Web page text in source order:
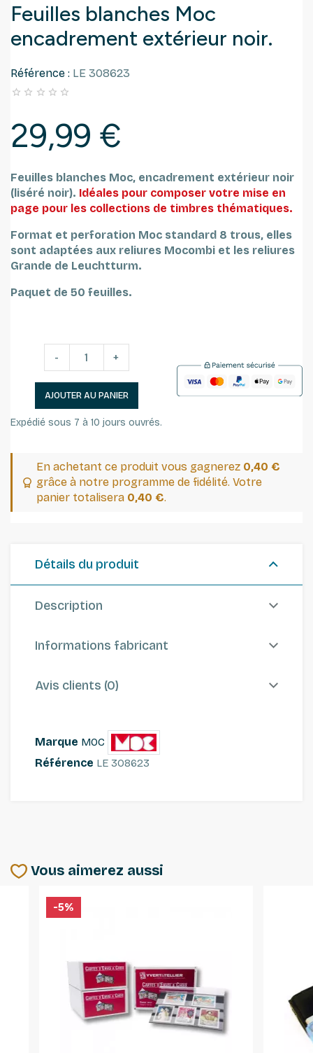
Feuilles blanches Moc
encadrement extérieur noir.
Référence : LE 308623
    
29,99 €
Feuilles blanches Moc, encadrement extérieur noir
(liséré noir). Idéales pour composer votre mise en
page pour les collections de timbres thématiques.
Format et perforation Moc standard 8 trous, elles
sont adaptées aux reliures Mocombi et les reliures
Grande de Leuchtturm.
Paquet de 50 feuilles.
- +
AJOUTER AU PANIER
Expédié sous 7 à 10 jours ouvrés.
En achetant ce produit vous gagnerez 0,40 €
grâce à notre programme de fidélité. Votre
panier totalisera 0,40 €.
Détails du produit
Description
Informations fabricant
Avis clients (0)
Marque MOC
Référence LE 308623
Vous aimerez aussi
-5%